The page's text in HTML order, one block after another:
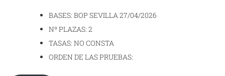
BASES: BOP SEVILLA 27/04/2026
Nº PLAZAS: 2
TASAS: NO CONSTA
ORDEN DE LAS PRUEBAS: